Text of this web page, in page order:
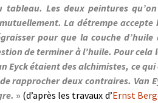
Les deux peintures
La détrempe accepte
pour que la couche d’huile
de terminer à l’huile. Pour cela
Eyck étaient des alchimistes, ce
rapprocher deux contraires. Van
» (d’après les travaux d’Ernst